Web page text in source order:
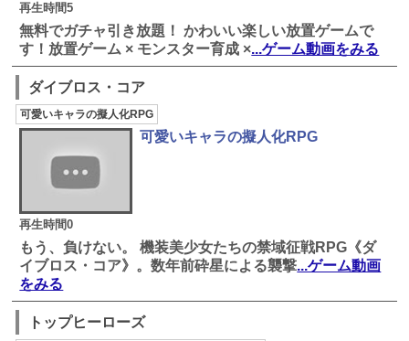
再生時間5
無料でガチャ引き放題！ かわいい楽しい放置ゲームで
す！放置ゲーム × モンスター育成 ×...ゲーム動画をみる
ダイブロス・コア
可愛いキャラの擬人化RPG
再生時間0
可愛いキャラの擬人化RPG
もう、負けない。 機装美少女たちの禁域征戦RPG《ダ
イブロス・コア》。数年前砕星による襲撃...ゲーム動画
をみる
トップヒーローズ